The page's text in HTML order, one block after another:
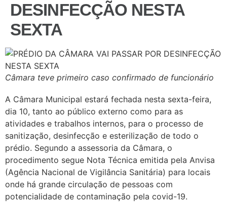
DESINFECÇÃO NESTA
SEXTA
Câmara teve primeiro caso confirmado de funcionário
A Câmara Municipal estará fechada nesta sexta-feira,
dia 10, tanto ao público externo como para as
atividades e trabalhos internos, para o processo de
sanitização, desinfecção e esterilização de todo o
prédio. Segundo a assessoria da Câmara, o
procedimento segue Nota Técnica emitida pela Anvisa
(Agência Nacional de Vigilância Sanitária) para locais
onde há grande circulação de pessoas com
potencialidade de contaminação pela covid-19.